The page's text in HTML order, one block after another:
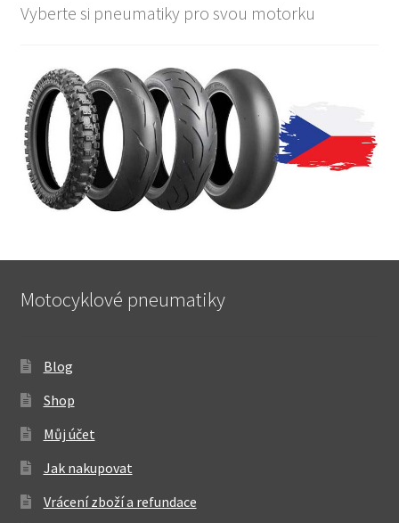
Vyberte si pneumatiky pro svou motorku
Motocyklové pneumatiky
Blog
Shop
Můj účet
Jak nakupovat
Vrácení zboží a refundace